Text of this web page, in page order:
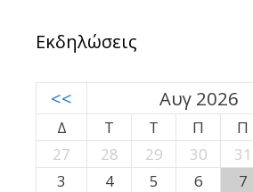
Εκδηλώσεις
<< Αυγ 2026
Δ Τ Τ Π Π
27
28 29 30 31
3
4 5 6 7